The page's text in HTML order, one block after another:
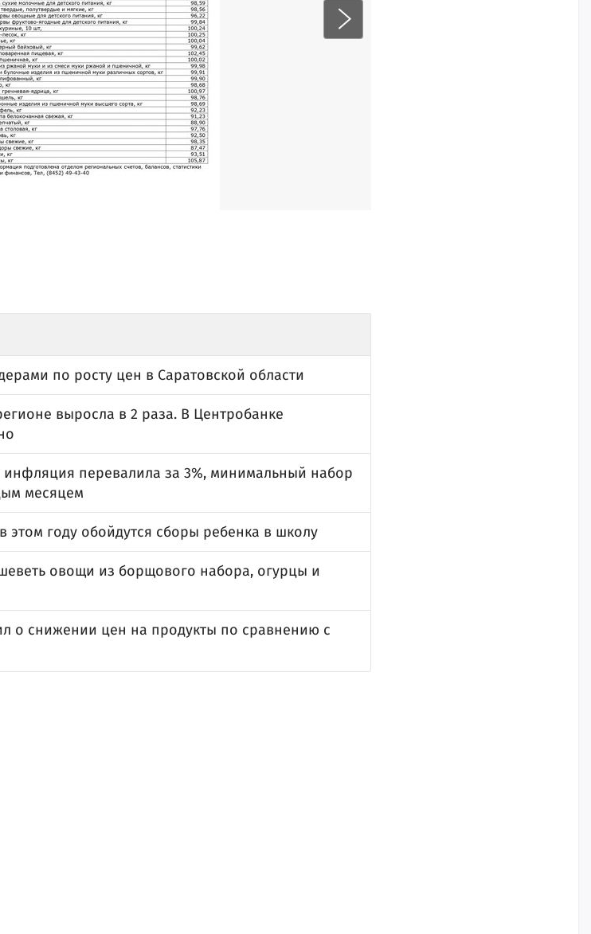
по росту цен в Саратовской области
выросла в 2 раза. В Центробанке
перевалила за 3%, минимальный набор
месяцем
этом году обойдутся сборы ребенка в школу
овощи из борщового набора, огурцы и
о снижении цен на продукты по сравнению с